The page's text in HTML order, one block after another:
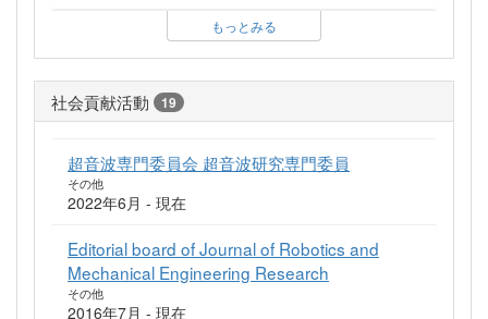
もっとみる
社会貢献活動 19
超音波専門委員会 超音波研究専門委員
その他
2022年6月 - 現在
Editorial board of Journal of Robotics and
Mechanical Engineering Research
その他
2016年7月 - 現在